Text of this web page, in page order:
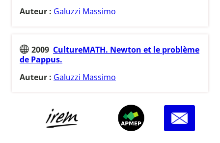
Auteur : Galuzzi Massimo
2009 CultureMATH. Newton et le problème
de Pappus.
Auteur : Galuzzi Massimo